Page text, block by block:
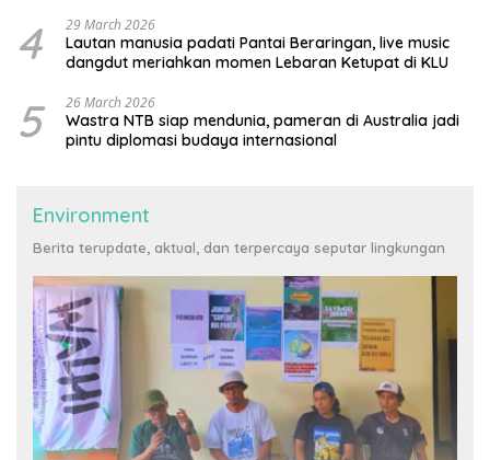
4 29 March 2026
Lautan manusia padati Pantai Beraringan, live music
dangdut meriahkan momen Lebaran Ketupat di KLU
5 26 March 2026
Wastra NTB siap mendunia, pameran di Australia jadi
pintu diplomasi budaya internasional
Environment
Berita terupdate, aktual, dan terpercaya seputar lingkungan